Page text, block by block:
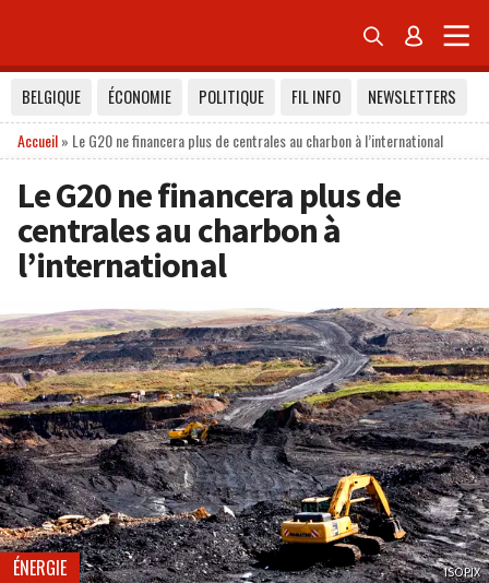
 
BELGIQUE ÉCONOMIE POLITIQUE FIL INFO
NEWSLETTERS
Accueil» Le G20 ne financera plus de centrales au charbon à l’international
Le G20 ne financera plus de
centrales au charbon à
l’international
ISOPIX
ÉNERGIE